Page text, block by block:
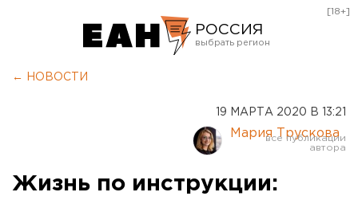
РОССИЯ
Курган
Оренбург
[18+]
← НОВОСТИ
19 МАРТА 2020 В 13:21
Мария Трускова
Жизнь по инструкции: